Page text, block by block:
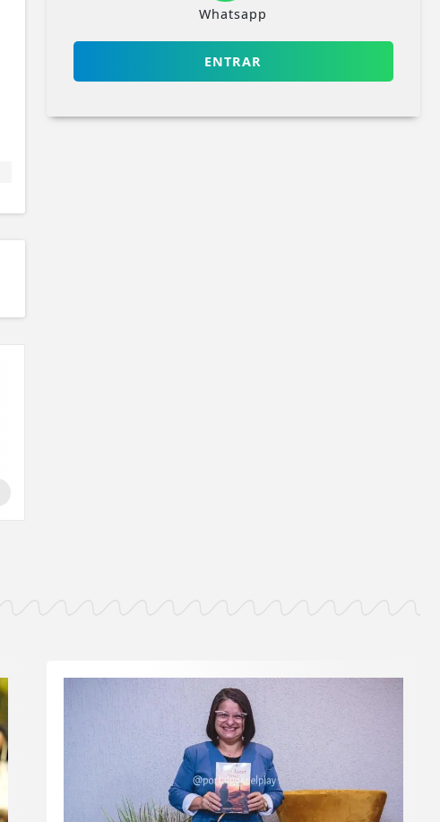
Whatsapp
ENTRAR